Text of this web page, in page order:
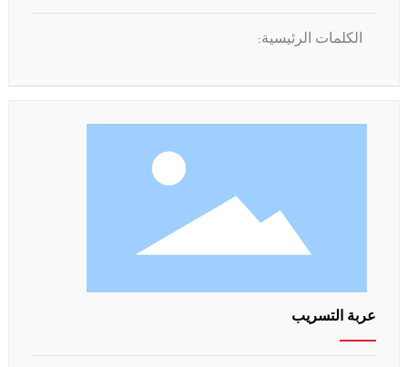
الكلمات الرئيسية:
عربة التسريب